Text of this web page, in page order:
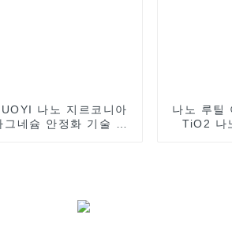
나노 지르코니아
그네슘 안정화 기술 세
나노 루틸
TiO2 나